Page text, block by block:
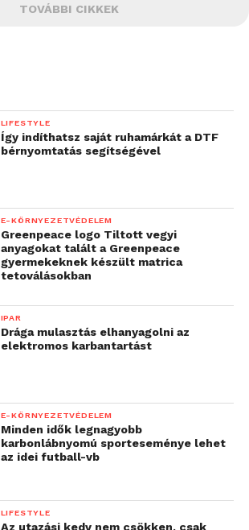
TOVÁBBI CIKKEK
LIFESTYLE
Így indíthatsz saját ruhamárkát a DTF
bérnyomtatás segítségével
E-KÖRNYEZETVÉDELEM
Greenpeace logo Tiltott vegyi
anyagokat talált a Greenpeace
gyermekeknek készült matrica
tetoválásokban
IPAR
Drága mulasztás elhanyagolni az
elektromos karbantartást
E-KÖRNYEZETVÉDELEM
Minden idők legnagyobb
karbonlábnyomú sporteseménye lehet
az idei futball-vb
LIFESTYLE
Az utazási kedv nem csökken, csak